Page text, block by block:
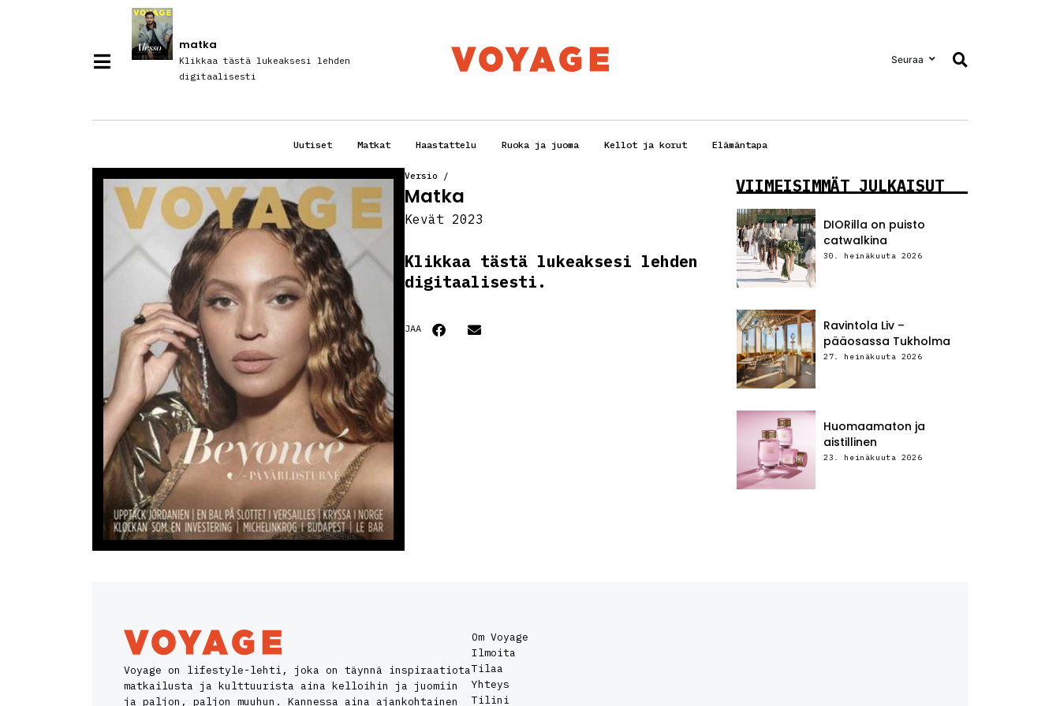
matka
Klikkaa tästä lukeaksesi lehden
digitaalisesti
Seuraa
Uutiset Matkat Haastattelu Ruoka ja juoma Kellot ja korut Elämäntapa
Versio /
Matka
Kevät 2023
Klikkaa tästä lukeaksesi lehden
digitaalisesti.
JAA
VIIMEISIMMÄT JULKAISUT
DIORilla on puisto
catwalkina
30. heinäkuuta 2026
Ravintola Liv –
pääosassa Tukholma
27. heinäkuuta 2026
Huomaamaton ja
aistillinen
23. heinäkuuta 2026
Voyage on lifestyle-lehti, joka on täynnä inspiraatiota
matkailusta ja kulttuurista aina kelloihin ja juomiin
ja paljon, paljon muuhun. Kannessa aina ajankohtainen
Om Voyage
Ilmoita
Tilaa
Yhteys
Tilini